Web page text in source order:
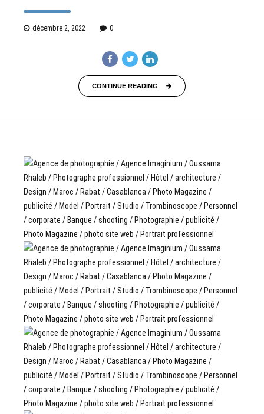
décembre 2, 2022 0
CONTINUE READING